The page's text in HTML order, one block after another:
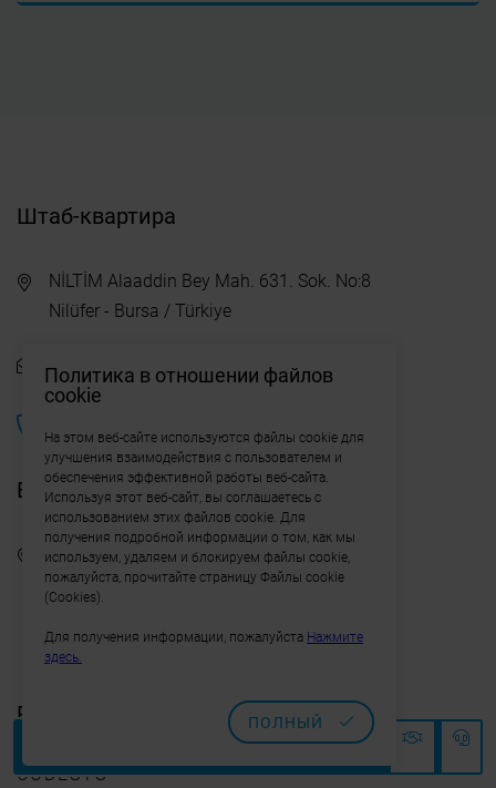
Штаб-квартира
NİLTİM Alaaddin Bey Mah. 631. Sok. No:8
Nilüfer - Bursa / Türkiye
info@emea.com.tr
0 850 532 36 32
EMEA Ulutek Şubemiz
ULUTEK Teknoloji Geliştirme Bölgesi,
Görükle Mah. Üniversite 1. Cad. Kat: 3
Partnerlerimiz
CODESYS
Политика в отношении файлов
cookie
На этом веб-сайте используются файлы cookie для
улучшения взаимодействия с пользователем и
обеспечения эффективной работы веб-сайта.
Используя этот веб-сайт, вы соглашаетесь с
использованием этих файлов cookie. Для
получения подробной информации о том, как мы
используем, удаляем и блокируем файлы cookie,
пожалуйста, прочитайте страницу Файлы cookie
(Cookies).
Для получения информации, пожалуйста Нажмите
здесь.
ПОЛНЫЙ